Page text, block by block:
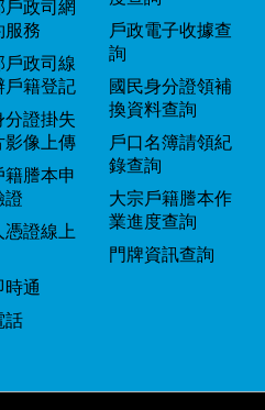
戶政司網
服務
戶政司線
戶籍登記
分證掛失
影像上傳
籍謄本申
證
憑證線上
時通
話
戶政電子收據查
詢
國民身分證領補
換資料查詢
戶口名簿請領紀
錄查詢
大宗戶籍謄本作
業進度查詢
門牌資訊查詢